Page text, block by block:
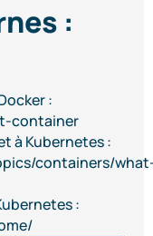
:
:
container
à Kubernetes :
containers/
: